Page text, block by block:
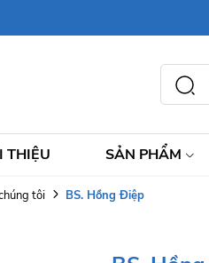
THIỆU SẢN PHẨM
tôi BS. Hồng Điệp